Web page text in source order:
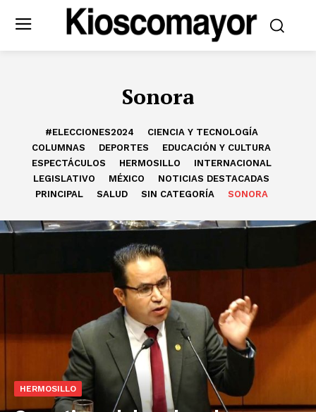
Sonora
#ELECCIONES2024
CIENCIA Y TECNOLOGÍA
COLUMNAS
DEPORTES
EDUCACIÓN Y CULTURA
ESPECTÁCULOS
HERMOSILLO
INTERNACIONAL
LEGISLATIVO
MÉXICO
NOTICIAS DESTACADAS
PRINCIPAL
SALUD SIN CATEGORÍA SONORA
HERMOSILLO